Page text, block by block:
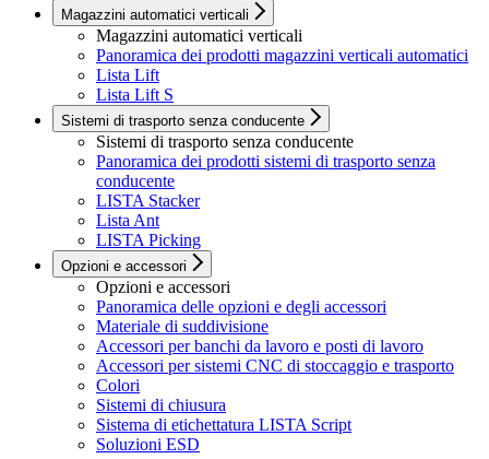
Magazzini automatici verticali
Magazzini automatici verticali
Panoramica dei prodotti magazzini verticali automatici
Lista Lift
Lista Lift S
Sistemi di trasporto senza conducente
Sistemi di trasporto senza conducente
Panoramica dei prodotti sistemi di trasporto senza
conducente
LISTA Stacker
Lista Ant
LISTA Picking
Opzioni e accessori
Opzioni e accessori
Panoramica delle opzioni e degli accessori
Materiale di suddivisione
Accessori per banchi da lavoro e posti di lavoro
Accessori per sistemi CNC di stoccaggio e trasporto
Colori
Sistemi di chiusura
Sistema di etichettatura LISTA Script
Soluzioni ESD